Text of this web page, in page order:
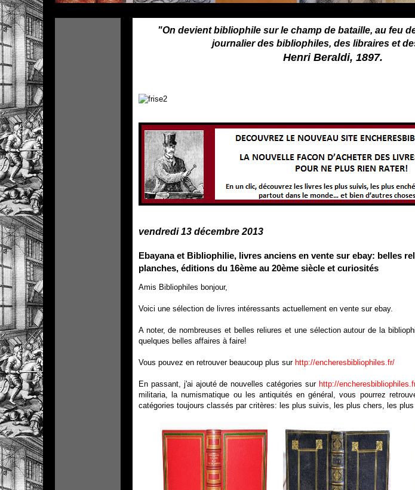
"On devient bibliophile sur le champ de bataille, au feu
journalier des bibliophiles, des libraires et
Henri Beraldi, 1897.
vendredi 13 décembre 2013
Ebayana et Bibliophilie, livres anciens en vente sur ebay: belles
planches, éditions du 16ème au 20ème siècle et curiosités
Amis Bibliophiles bonjour,
Voici une sélection de livres intéressants actuellement en vente sur ebay.
A noter, de nombreuses et belles reliures et une sélection autour de la
quelques belles affaires à faire!
Vous pouvez en retrouver beaucoup plus sur http://encheresbibliophiles.fr/
En passant, j'ai ajouté de nouvelles catégories sur http://
militaria, la numismatique ou les antiquités en général, vous pourrez
catégories toujours classés par critères: les plus suivis, les plus chers, les plus